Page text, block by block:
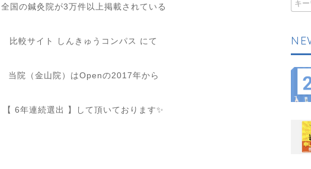
全国の鍼灸院が3万件以上掲載されている
比較サイト しんきゅうコンパス にて
当院（金山院）はOpenの2017年から
【 6年連続選出 】して頂いております✨